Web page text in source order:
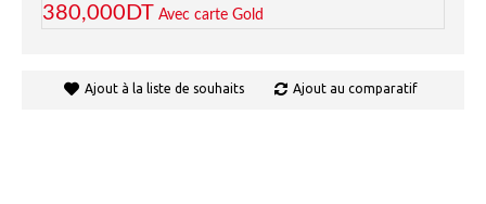
380,000DT Avec carte Gold
Ajout à la liste de souhaits Ajout au comparatif